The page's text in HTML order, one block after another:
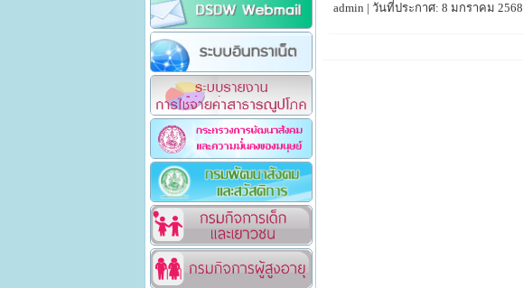
admin | วันที่ประกาศ: 8 มกราคม 2568